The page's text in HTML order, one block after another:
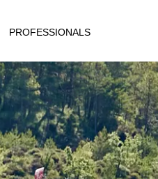
PROFESSIONALS